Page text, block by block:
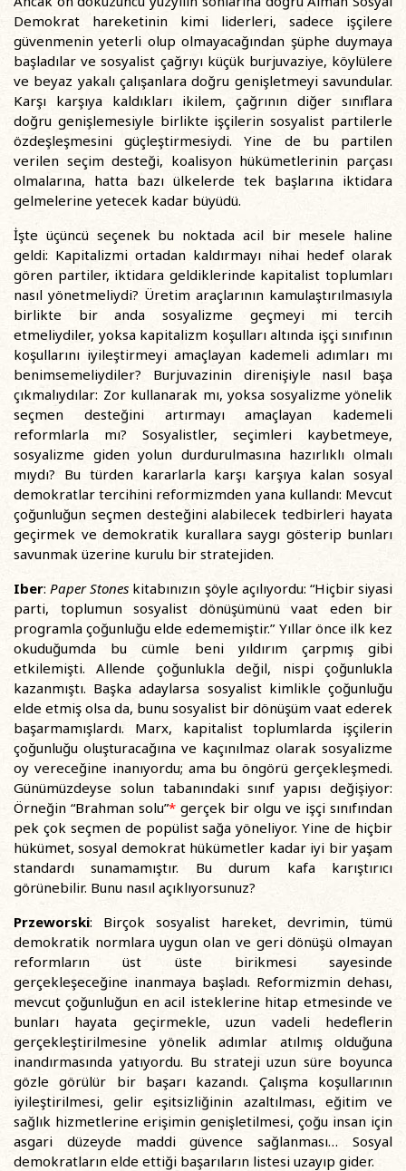
Demokrat hareketinin kimi liderleri, sadece işçilere
güvenmenin yeterli olup olmayacağından şüphe duymaya
başladılar ve sosyalist çağrıyı küçük burjuvaziye, köylülere
ve beyaz yakalı çalışanlara doğru genişletmeyi savundular.
Karşı karşıya kaldıkları ikilem, çağrının diğer sınıflara
doğru genişlemesiyle birlikte işçilerin sosyalist partilerle
özdeşleşmesini güçleştirmesiydi. Yine de bu partilen
verilen seçim desteği, koalisyon hükümetlerinin parçası
olmalarına, hatta bazı ülkelerde tek başlarına iktidara
gelmelerine yetecek kadar büyüdü.
İşte üçüncü seçenek bu noktada acil bir mesele haline
geldi: Kapitalizmi ortadan kaldırmayı nihai hedef olarak
gören partiler, iktidara geldiklerinde kapitalist toplumları
nasıl yönetmeliydi? Üretim araçlarının kamulaştırılmasıyla
birlikte bir anda sosyalizme geçmeyi mi tercih
etmeliydiler, yoksa kapitalizm koşulları altında işçi sınıfının
koşullarını iyileştirmeyi amaçlayan kademeli adımları mı
benimsemeliydiler? Burjuvazinin direnişiyle nasıl başa
çıkmalıydılar: Zor kullanarak mı, yoksa sosyalizme yönelik
seçmen desteğini artırmayı amaçlayan kademeli
reformlarla mı? Sosyalistler, seçimleri kaybetmeye,
sosyalizme giden yolun durdurulmasına hazırlıklı olmalı
mıydı? Bu türden kararlarla karşı karşıya kalan sosyal
demokratlar tercihini reformizmden yana kullandı: Mevcut
çoğunluğun seçmen desteğini alabilecek tedbirleri hayata
geçirmek ve demokratik kurallara saygı gösterip bunları
savunmak üzerine kurulu bir stratejiden.
Iber: Paper Stones kitabınızın şöyle açılıyordu: “Hiçbir siyasi
parti, toplumun sosyalist dönüşümünü vaat eden bir
programla çoğunluğu elde edememiştir.” Yıllar önce ilk kez
okuduğumda bu cümle beni yıldırım çarpmış gibi
etkilemişti. Allende çoğunlukla değil, nispi çoğunlukla
kazanmıştı. Başka adaylarsa sosyalist kimlikle çoğunluğu
elde etmiş olsa da, bunu sosyalist bir dönüşüm vaat ederek
başarmamışlardı. Marx, kapitalist toplumlarda işçilerin
çoğunluğu oluşturacağına ve kaçınılmaz olarak sosyalizme
oy vereceğine inanıyordu; ama bu öngörü gerçekleşmedi.
Günümüzdeyse solun tabanındaki sınıf yapısı değişiyor:
Örneğin “Brahman solu”* gerçek bir olgu ve işçi sınıfından
pek çok seçmen de popülist sağa yöneliyor. Yine de hiçbir
hükümet, sosyal demokrat hükümetler kadar iyi bir yaşam
standardı sunamamıştır. Bu durum kafa karıştırıcı
görünebilir. Bunu nasıl açıklıyorsunuz?
Przeworski: Birçok sosyalist hareket, devrimin, tümü
demokratik normlara uygun olan ve geri dönüşü olmayan
reformların üst üste birikmesi sayesinde
gerçekleşeceğine inanmaya başladı. Reformizmin dehası,
mevcut çoğunluğun en acil isteklerine hitap etmesinde ve
bunları hayata geçirmekle, uzun vadeli hedeflerin
gerçekleştirilmesine yönelik adımlar atılmış olduğuna
inandırmasında yatıyordu. Bu strateji uzun süre boyunca
gözle görülür bir başarı kazandı. Çalışma koşullarının
iyileştirilmesi, gelir eşitsizliğinin azaltılması, eğitim ve
sağlık hizmetlerine erişimin genişletilmesi, çoğu insan için
asgari düzeyde maddi güvence sağlanması… Sosyal
demokratların elde ettiği başarıların listesi uzayıp gider.